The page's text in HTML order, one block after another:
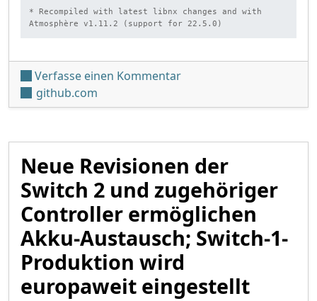
* Recompiled with latest libnx changes and with
Atmosphère v1.11.2 (support for 22.5.0)
Verfasse einen Kommentarunter 'uLaunch v1.2.5'
github.com
Neue Revisionen der
Switch 2 und zugehöriger
Controller ermöglichen
Akku-Austausch; Switch-1-
Produktion wird
europaweit eingestellt